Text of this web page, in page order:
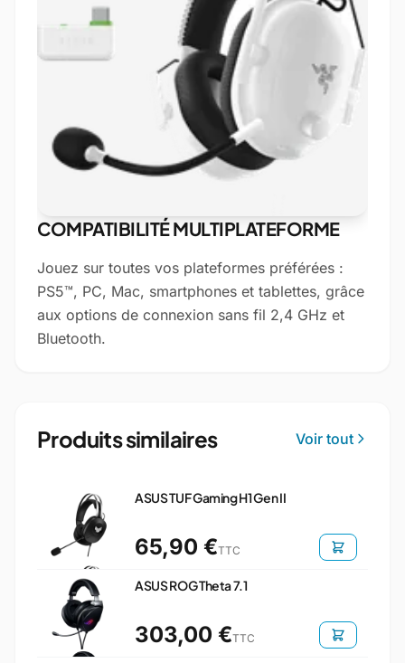
COMPATIBILITÉ MULTIPLATEFORME
Jouez sur toutes vos plateformes préférées :
PS5™, PC, Mac, smartphones et tablettes, grâce
aux options de connexion sans fil 2,4 GHz et
Bluetooth.
Produits similaires Voir tout
ASUS TUF Gaming H1 Gen II
65,90 €TTC
ASUS ROG Theta 7.1
303,00 €TTC